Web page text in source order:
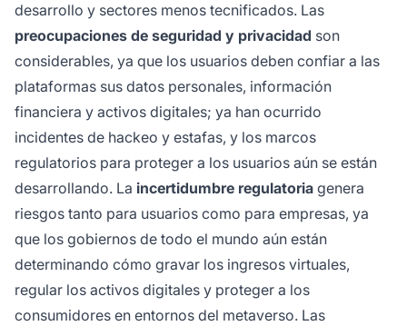
desarrollo y sectores menos tecnificados. Las
preocupaciones de seguridad y privacidad son
considerables, ya que los usuarios deben confiar a las
plataformas sus datos personales, información
financiera y activos digitales; ya han ocurrido
incidentes de hackeo y estafas, y los marcos
regulatorios para proteger a los usuarios aún se están
desarrollando. La incertidumbre regulatoria genera
riesgos tanto para usuarios como para empresas, ya
que los gobiernos de todo el mundo aún están
determinando cómo gravar los ingresos virtuales,
regular los activos digitales y proteger a los
consumidores en entornos del metaverso. Las